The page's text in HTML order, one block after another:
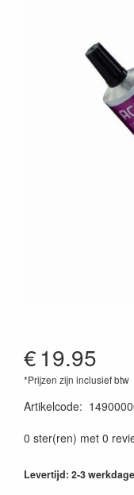
€19.95
*Prijzen zijn inclusief btw
Artikelcode:
0 ster(ren) met 0
Levertijd: 2-3